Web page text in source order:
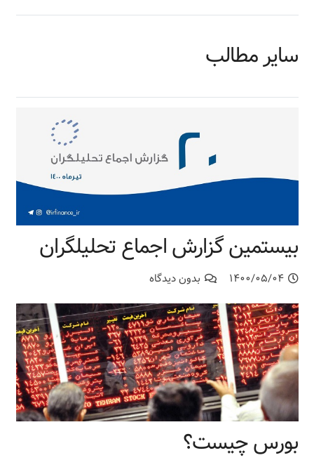
سایر مطالب
بیستمین گزارش اجماع تحلیلگران
۱۴۰۰/۰۵/۰۴ بدون دیدگاه
بورس چیست؟